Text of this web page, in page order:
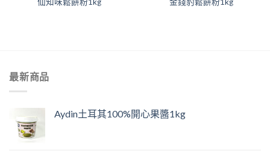
仙知味鬆餅粉1kg 金錢豹鬆餅粉1kg
最新商品
Aydin土耳其100%開心果醬1kg